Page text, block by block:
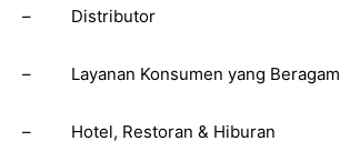
– Distributor
– Layanan Konsumen yang Beragam
– Hotel, Restoran & Hiburan